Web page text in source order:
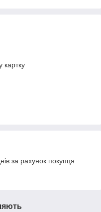
картку
за рахунок покупця